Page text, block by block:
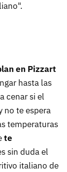
en Pizzart
hasta las
cenar si el
no te espera
temperaturas
te
sin duda el
italiano de